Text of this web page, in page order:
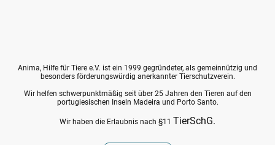
Anima, Hilfe für Tiere e.V. ist ein 1999 gegründeter, als gemeinnützig und
besonders förderungswürdig anerkannter Tierschutzverein.
Wir helfen schwerpunktmäßig seit über 25 Jahren den Tieren auf den
portugiesischen Inseln Madeira und Porto Santo.
Wir haben die Erlaubnis nach §11 TierSchG.